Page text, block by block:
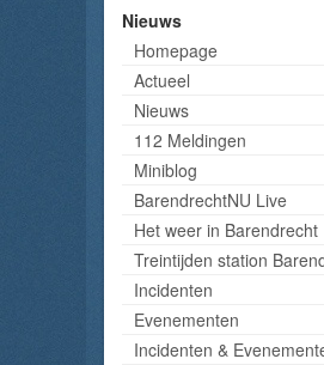
Nieuws
Homepage
Actueel
Nieuws
112 Meldingen
Miniblog
BarendrechtNU Live
Het weer in Barendrecht
Treintijden station
Incidenten
Evenementen
Incidenten &